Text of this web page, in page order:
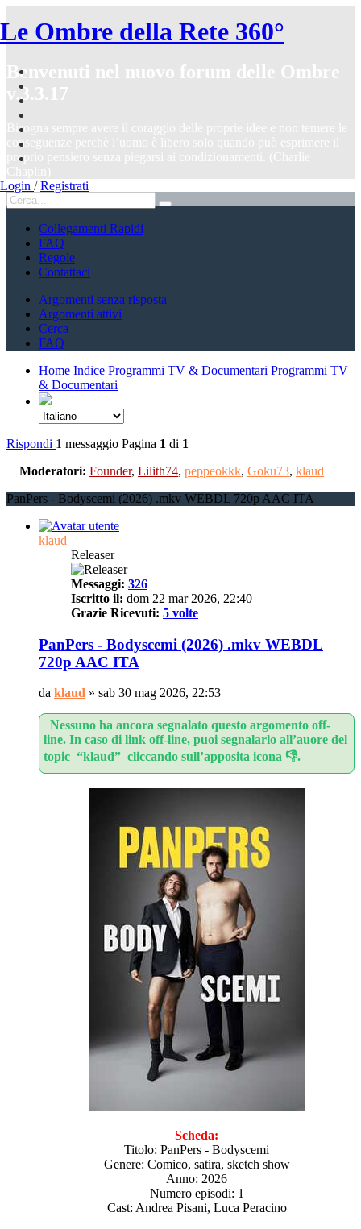
Le Ombre della Rete 360°
Login / Registrati
Benvenuti nel nuovo forum delle Ombre
v.3.3.17
Bisogna sempre avere il coraggio delle proprie idee e non temere le
conseguenze perchè l’uomo è libero solo quando può esprimere il
proprio pensiero senza piegarsi ai condizionamenti. (Charlie
Chaplin)
Collegamenti Rapidi
FAQ
Regole
Contattaci
Argomenti senza risposta
Argomenti attivi
Cerca
FAQ
Home Indice Programmi TV & Documentari Programmi TV
& Documentari
Rispondi 1 messaggio Pagina 1 di 1
Moderatori: Founder, Lilith74, peppeokkk, Goku73, klaud
PanPers - Bodyscemi (2026) .mkv WEBDL 720p AAC ITA
klaud
Releaser
Messaggi: 326
Iscritto il: dom 22 mar 2026, 22:40
Grazie Ricevuti: 5 volte
PanPers - Bodyscemi (2026) .mkv WEBDL
720p AAC ITA
da klaud » sab 30 mag 2026, 22:53
Nessuno ha ancora segnalato questo argomento off-
line. In caso di link off-line, puoi segnalarlo all’auore del
topic “klaud” cliccando sull’apposita icona 👎.
Scheda:
Titolo: PanPers - Bodyscemi
Genere: Comico, satira, sketch show
Anno: 2026
Numero episodi: 1
Cast: Andrea Pisani, Luca Peracino